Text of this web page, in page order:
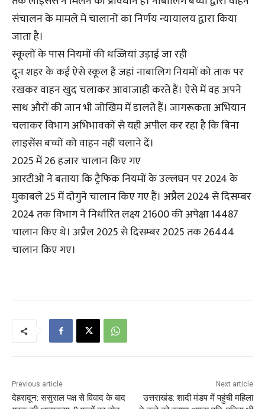
संचालन के मामले में चालानों का निर्णय न्यायालय द्वारा किया
जाता है।
स्कूलों के पास नियमों की धज्जियां उड़ाई जा रही
दून शहर के कई ऐसे स्कूल हैं जहां नाबालिग नियमों को ताक पर
रखकर वाहन खुद चलाकर आवाजाही करते हैं। ऐसे में वह अपने
साथ औरों की जान भी जोखिम में डालते हैं। जागरूकता अभियान
चलाकर विभाग अभिभावकों से यही अपील कर रहा है कि बिना
लाइसेंस बच्चों को वाहन नहीं चलाने दें।
2025 में 26 हजार चालान किए गए
आरटीओ ने बताया कि ट्रैफिक नियमों के उल्लंघन पर 2024 के
मुकाबले 25 में दोगुने चालान किए गए हैं। अप्रैल 2024 से दिसम्बर
2024 तक विभाग ने निर्धारित लक्ष्य 21600 की अपेक्षा 14487
चालान किए थे। अप्रैल 2025 से दिसम्बर 2025 तक 26444
चालान किए गए।
Previous article
देहरादून: ससुराल पक्ष से विवाद के बाद
Next article
उत्तराखंड: शादी मंडप में पहुंची महिला